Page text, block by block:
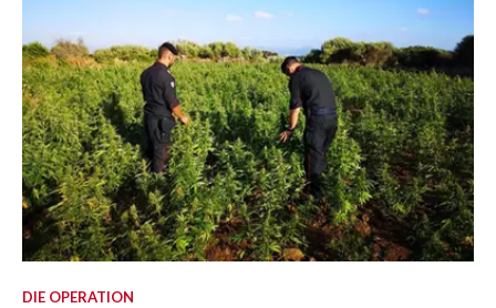
DIE OPERATION